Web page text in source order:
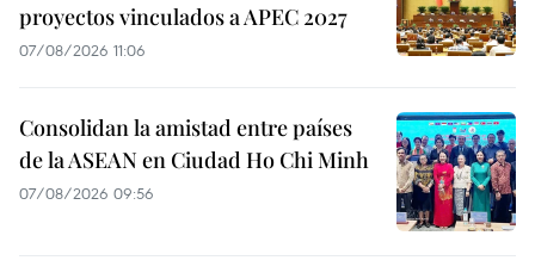
proyectos vinculados a APEC 2027
07/08/2026 11:06
Consolidan la amistad entre países
de la ASEAN en Ciudad Ho Chi Minh
07/08/2026 09:56